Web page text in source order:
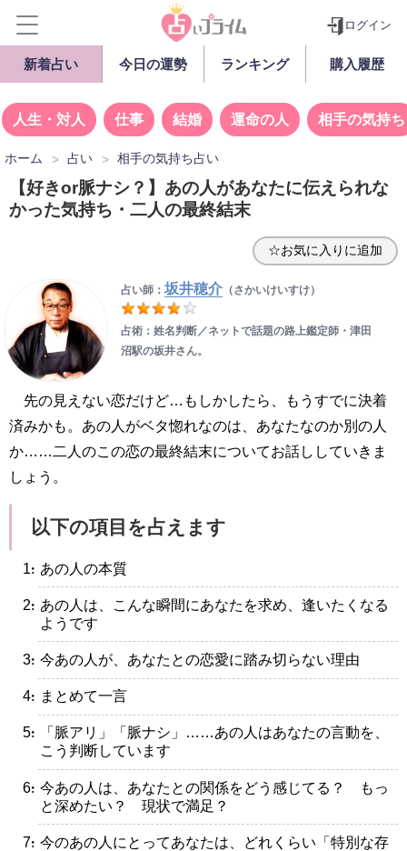
ログイン
新着占い 今日の運勢 ランキング 購入履歴
人生・対人 仕事 結婚 運命の人 相手の気持ち
ホーム 占い 相手の気持ち占い
【好きor脈ナシ？】あの人があなたに伝えられな
かった気持ち・二人の最終結末
☆お気に入りに追加
占い師： 坂井穂介（さかいけいすけ）
占術：姓名判断／ネットで話題の路上鑑定師・津田
沼駅の坂井さん。
先の見えない恋だけど…もしかしたら、もうすでに決着
済みかも。あの人がベタ惚れなのは、あなたなのか別の人
か……二人のこの恋の最終結末についてお話ししていきま
しょう。
以下の項目を占えます
・あの人の本質
・あの人は、こんな瞬間にあなたを求め、逢いたくなる
ようです
・今あの人が、あなたとの恋愛に踏み切らない理由
・まとめて一言
・「脈アリ」「脈ナシ」……あの人はあなたの言動を、
こう判断しています
・今あの人は、あなたとの関係をどう感じてる？ もっ
と深めたい？ 現状で満足？
・今のあの人にとってあなたは、どれくらい「特別な存